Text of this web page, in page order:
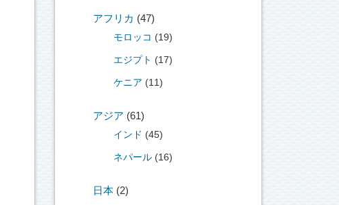
アフリカ (47)
モロッコ (19)
エジプト (17)
ケニア (11)
アジア (61)
インド (45)
ネパール (16)
日本 (2)